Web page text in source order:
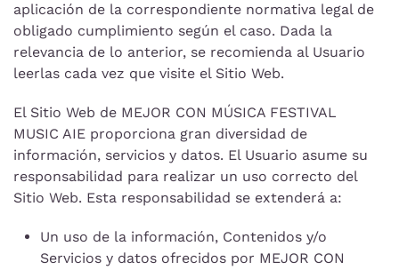
aplicación de la correspondiente normativa legal de
obligado cumplimiento según el caso. Dada la
relevancia de lo anterior, se recomienda al Usuario
leerlas cada vez que visite el Sitio Web.
El Sitio Web de MEJOR CON MÚSICA FESTIVAL
MUSIC AIE proporciona gran diversidad de
información, servicios y datos. El Usuario asume su
responsabilidad para realizar un uso correcto del
Sitio Web. Esta responsabilidad se extenderá a:
Un uso de la información, Contenidos y/o
Servicios y datos ofrecidos por MEJOR CON